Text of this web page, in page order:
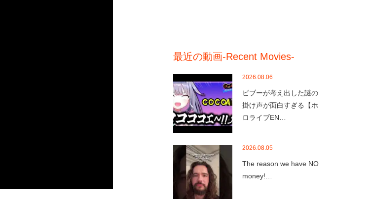
最近の動画-Recent Movies-
2026.08.06
ビブーが考え出した謎の
掛け声が面白すぎる【ホ
ロライブEN…
2026.08.05
The reason we have NO
money!…